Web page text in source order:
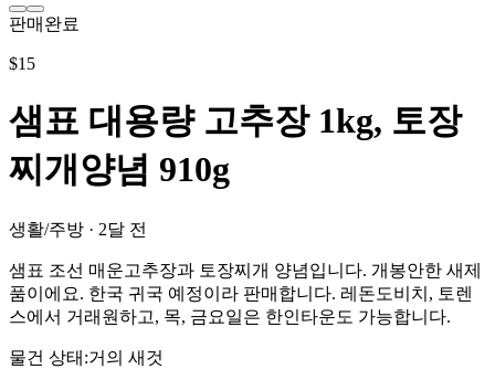
판매완료
$15
샘표 대용량 고추장 1kg, 토장
찌개양념 910g
생활/주방 · 2달 전
샘표 조선 매운고추장과 토장찌개 양념입니다. 개봉안한 새제
품이에요. 한국 귀국 예정이라 판매합니다. 레돈도비치, 토렌
스에서 거래원하고, 목, 금요일은 한인타운도 가능합니다.
물건 상태 :거의 새것